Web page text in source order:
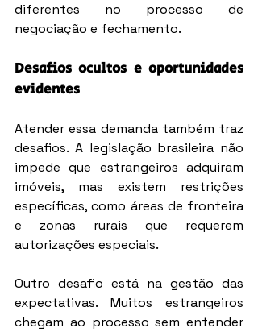
diferentes no processo de
negociação e fechamento.
Desafios ocultos e oportunidades
evidentes
Atender essa demanda também traz
desafios. A legislação brasileira não
impede que estrangeiros adquiram
imóveis, mas existem restrições
específicas, como áreas de fronteira
e zonas rurais que requerem
autorizações especiais.
Outro desafio está na gestão das
expectativas. Muitos estrangeiros
chegam ao processo sem entender